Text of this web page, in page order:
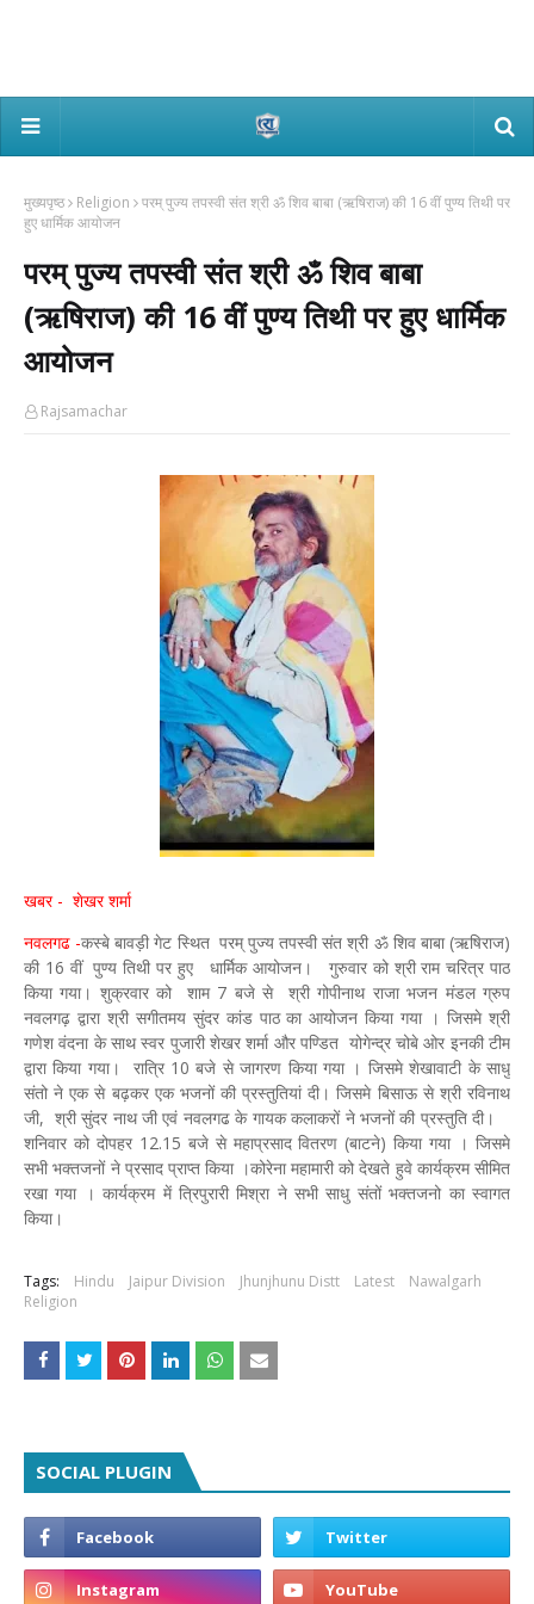
मुख्यपृष्ठ Religion
परम् पुज्य तपस्वी संत श्री ॐ शिव बाबा (ऋषिराज) की 16 वीं पुण्य तिथी पर
हुए धार्मिक आयोजन
परम् पुज्य तपस्वी संत श्री ॐ शिव बाबा
(ऋषिराज) की 16 वीं पुण्य तिथी पर हुए धार्मिक
आयोजन
Rajsamachar
खबर - शेखर शर्मा
नवलगढ -कस्बे बावड़ी गेट स्थित परम् पुज्य तपस्वी संत श्री ॐ शिव बाबा (ऋषिराज)
की 16 वीं पुण्य तिथी पर हुए धार्मिक आयोजन। गुरुवार को श्री राम चरित्र पाठ
किया गया। शुक्रवार को शाम 7 बजे से श्री गोपीनाथ राजा भजन मंडल ग्रुप
नवलगढ़ द्वारा श्री सगीतमय सुंदर कांड पाठ का आयोजन किया गया । जिसमे श्री
गणेश वंदना के साथ स्वर पुजारी शेखर शर्मा और पण्डित योगेन्द्र चोबे ओर इनकी टीम
द्वारा किया गया। रात्रि 10 बजे से जागरण किया गया । जिसमे शेखावाटी के साधु
संतो ने एक से बढ़कर एक भजनों की प्रस्तुतियां दी। जिसमे बिसाऊ से श्री रविनाथ
जी, श्री सुंदर नाथ जी एवं नवलगढ के गायक कलाकरों ने भजनों की प्रस्तुति दी।
शनिवार को दोपहर 12.15 बजे से महाप्रसाद वितरण (बाटने) किया गया । जिसमे
सभी भक्तजनों ने प्रसाद प्राप्त किया ।कोरेना महामारी को देखते हुवे कार्यक्रम सीमित
रखा गया । कार्यक्रम में त्रिपुरारी मिश्रा ने सभी साधु संतों भक्तजनो का स्वागत
किया।
Tags: Hindu Jaipur Division Jhunjhunu Distt Latest
Nawalgarh
Religion
SOCIAL PLUGIN